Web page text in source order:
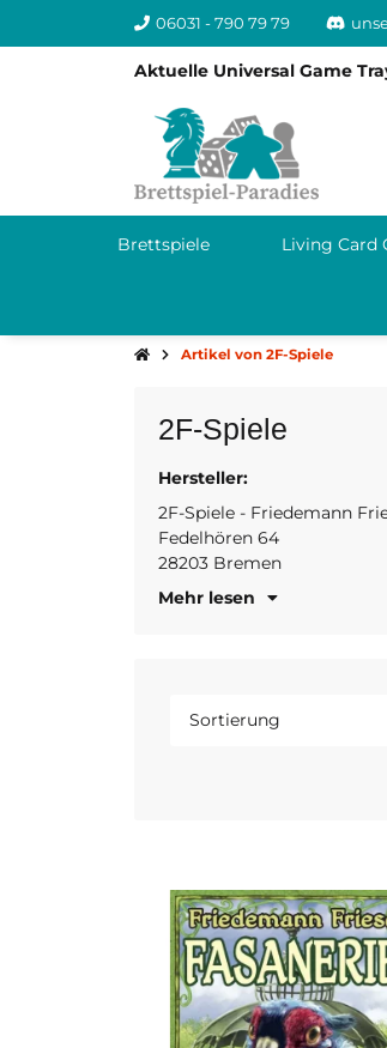
06031 - 790 79 79
Aktuelle Universal Game
Brettspiele Living Card
Artikel von 2F-Spiele
2F-Spiele
Hersteller:
2F-Spiele - Friedemann
Fedelhören 64
28203 Bremen
Mehr lesen
Sortierung